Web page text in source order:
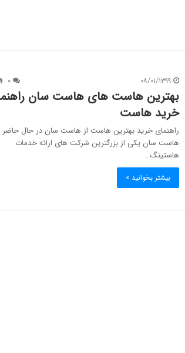
۰۸/۰۱/۱۳۹۹
بهترین هاست های هاست سان
خرید هاست
راهنمای خرید بهترین هاست از هاست سان در حال حاضر
هاست سان یکی از بزرگترین شرکت های ارائه خدمات
هاستینگ…
بیشتر بخوانید »